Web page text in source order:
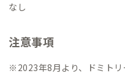
なし
注意事項
※2023年8月より、ドミト